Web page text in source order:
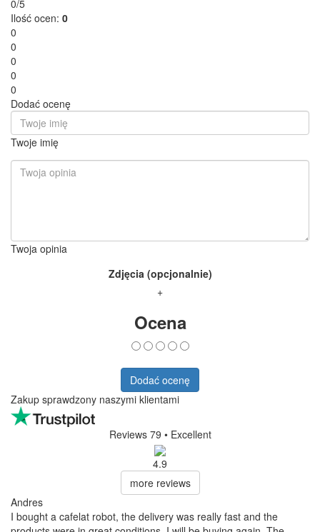
0/5
Ilość ocen: 0
0
0
0
0
0
Dodać ocenę
Twoje imię
Twoja opinia
Zdjęcia (opcjonalnie)
+
Ocena
Dodać ocenę
Zakup sprawdzony naszymi klientami
Reviews 79 • Excellent
4.9
more reviews
Andres
I bought a cafelat robot, the delivery was really fast and the